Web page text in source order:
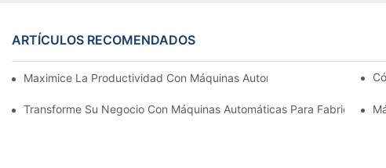
ARTÍCULOS RECOMENDADOS
Maximice La Productividad Con Máquinas Automáticas Para Fabricar
Transforme Su Negocio Con Máquinas Automáticas Para Fabricar